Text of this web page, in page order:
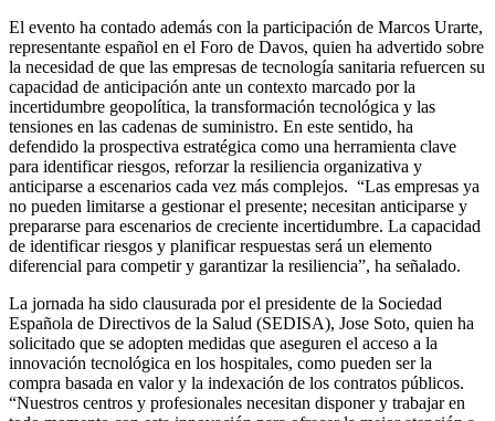
El evento ha contado además con la participación de Marcos Urarte,
representante español en el Foro de Davos, quien ha advertido sobre
la necesidad de que las empresas de tecnología sanitaria refuercen su
capacidad de anticipación ante un contexto marcado por la
incertidumbre geopolítica, la transformación tecnológica y las
tensiones en las cadenas de suministro. En este sentido, ha
defendido la prospectiva estratégica como una herramienta clave
para identificar riesgos, reforzar la resiliencia organizativa y
anticiparse a escenarios cada vez más complejos. “Las empresas ya
no pueden limitarse a gestionar el presente; necesitan anticiparse y
prepararse para escenarios de creciente incertidumbre. La capacidad
de identificar riesgos y planificar respuestas será un elemento
diferencial para competir y garantizar la resiliencia”, ha señalado.
La jornada ha sido clausurada por el presidente de la Sociedad
Española de Directivos de la Salud (SEDISA), Jose Soto, quien ha
solicitado que se adopten medidas que aseguren el acceso a la
innovación tecnológica en los hospitales, como pueden ser la
compra basada en valor y la indexación de los contratos públicos.
“Nuestros centros y profesionales necesitan disponer y trabajar en